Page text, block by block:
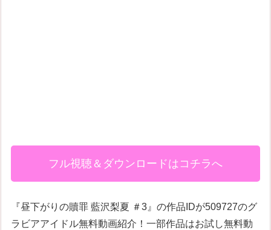
フル視聴＆ダウンロードはコチラへ
『昼下がりの贖罪 藍沢梨夏 ＃3』の作品IDが509727のグ
ラビアアイドル無料動画紹介！一部作品はお試し無料動